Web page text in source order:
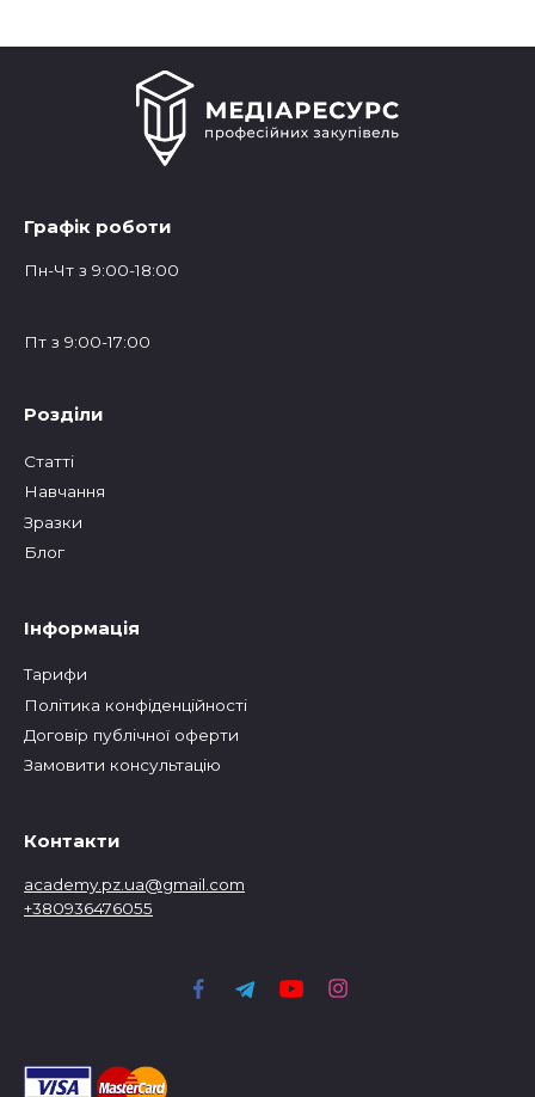
Графік роботи
Пн-Чт з 9:00-18:00
Пт з 9:00-17:00
Розділи
Статтi
Навчання
Зразки
Блог
Інформація
Тарифи
Політика конфіденційності
Договір публічної оферти
Замовити консультацію
Контакти
academy.pz.ua@gmail.com
+380936476055